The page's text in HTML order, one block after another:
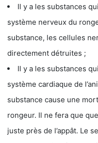
Il y a les substances
système nerveux du
substance, les cellules
directement détruites ;
Il y a les substances
système cardiaque de
substance cause une
rongeur. Il ne fera que
juste près de l’appât. Le